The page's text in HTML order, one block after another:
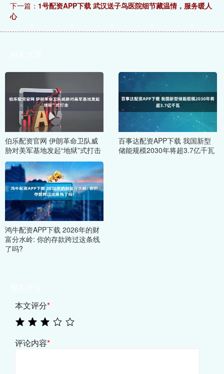
下一篇： 1号配资APP下载 武汉送子鸟医院细节藏温情，服务暖人
心
伯乐配资官网 伊朗革命卫队威
胁对美军基地发起“地狱”式打击
百事达配资APP下载 我国新型
储能规模2030年将超3.7亿千瓦
鸿牛配资APP下载 2026年的财
富分水岭: 你的存款跨过这条线
了吗?
本文评分*
评论内容*